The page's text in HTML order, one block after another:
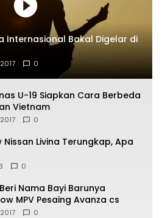
Internasional Bakal Digelar di
0
U-19 Siapkan Cara Berbeda
Vietnam
0
Nissan Livina Terungkap, Apa
0
Nama Bayi Barunya
MPV Pesaing Avanza cs
0